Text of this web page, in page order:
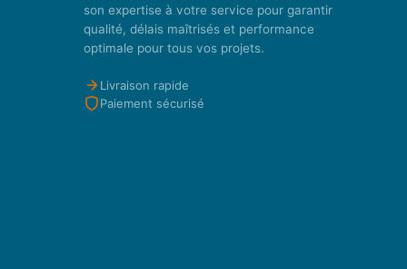
son expertise à votre service pour garantir
qualité, délais maîtrisés et performance
optimale pour tous vos projets.
Livraison rapide
Paiement sécurisé